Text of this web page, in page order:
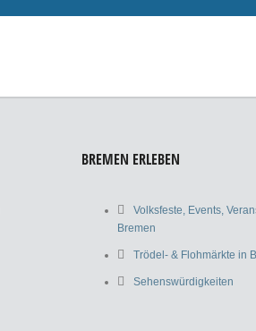
BREMEN ERLEBEN
Volksfeste, Events,
Bremen
Trödel- & Flohmärkte in
Sehenswürdigkeiten